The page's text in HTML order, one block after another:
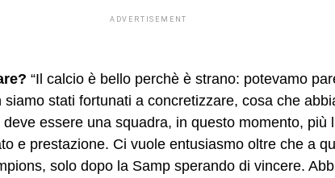
ADVERTISEMENT
“Il calcio è bello perchè è strano: potevamo
stati fortunati a concretizzare, cosa che
deve essere una squadra, in questo momento, più
e prestazione. Ci vuole entusiasmo oltre che a
solo dopo la Samp sperando di vincere.